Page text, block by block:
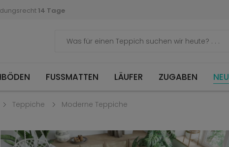
14 Tage
FUSSMATTEN LÄUFER ZUGABEN NEU
Teppiche Moderne Teppiche